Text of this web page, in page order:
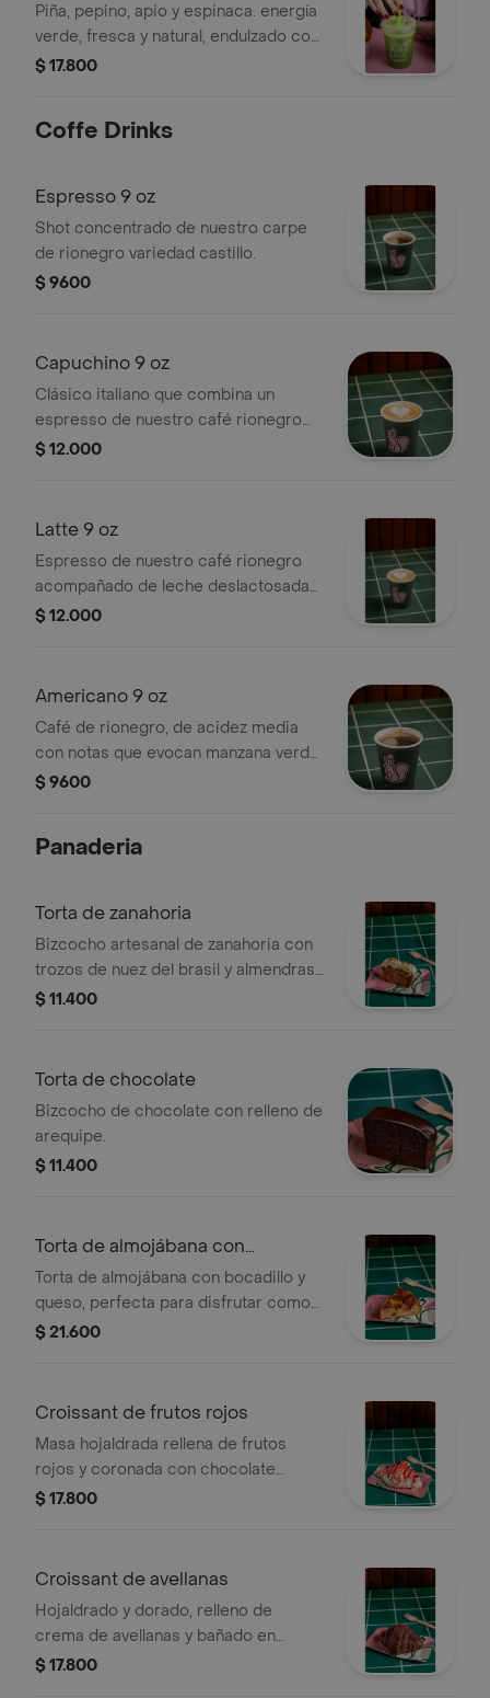
Piña, pepino, apio y espinaca. energía
verde, fresca y natural, endulzado con
estevia o sin ella.
$ 17.800
Coffe Drinks
Espresso 9 oz
Shot concentrado de nuestro carpe
de rionegro variedad castillo.
$ 9600
Capuchino 9 oz
Clásico italiano que combina un
espresso de nuestro café rionegro
con leche deslactosada vaporizada y
$ 12.000
Latte 9 oz
Espresso de nuestro café rionegro
acompañado de leche deslactosada
vaporizada y una fina capa de
$ 12.000
Americano 9 oz
Café de rionegro, de acidez media
con notas que evocan manzana verde,
aroma a caramelo y un final a avellana.
$ 9600
Panaderia
Torta de zanahoria
Bizcocho artesanal de zanahoria con
trozos de nuez del brasil y almendras,
cubierto con frosting de queso suave
$ 11.400
Torta de chocolate
Bizcocho de chocolate con relleno de
arequipe.
$ 11.400
Torta de almojábana con
bocadillo
Torta de almojábana con bocadillo y
queso, perfecta para disfrutar como
postre.
$ 21.600
Croissant de frutos rojos
Masa hojaldrada rellena de frutos
rojos y coronada con chocolate
blanco derretido.
$ 17.800
Croissant de avellanas
Hojaldrado y dorado, relleno de
crema de avellanas y bañado en
chocolate oscuro.
$ 17.800